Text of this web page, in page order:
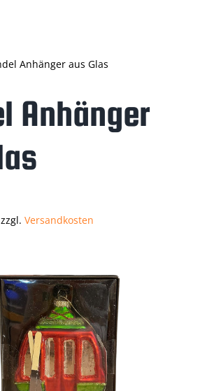
Anhänger aus Glas
Anhänger
zzgl. Versandkosten